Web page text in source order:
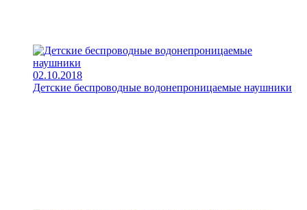
02.10.2018
Детские беспроводные водонепроницаемые наушники